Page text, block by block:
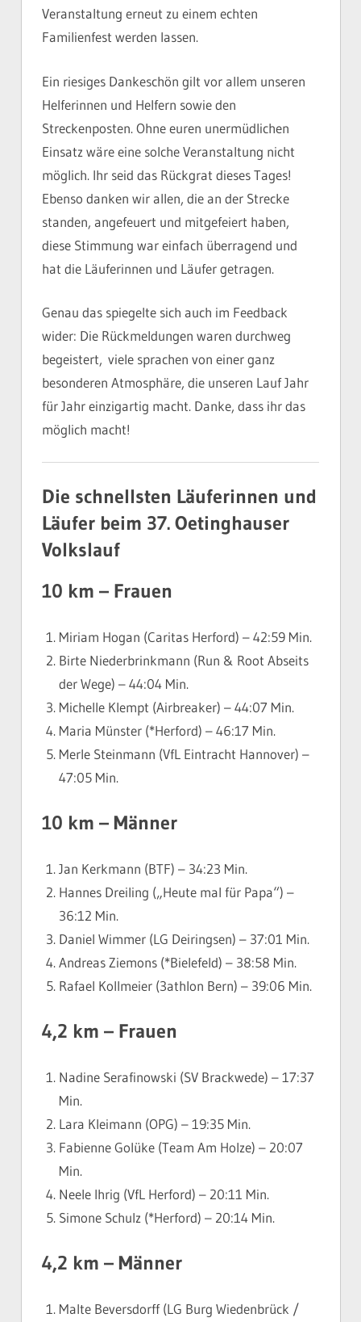
Veranstaltung erneut zu einem echten
Familienfest werden lassen.
Ein riesiges Dankeschön gilt vor allem unseren
Helferinnen und Helfern sowie den
Streckenposten. Ohne euren unermüdlichen
Einsatz wäre eine solche Veranstaltung nicht
möglich. Ihr seid das Rückgrat dieses Tages!
Ebenso danken wir allen, die an der Strecke
standen, angefeuert und mitgefeiert haben,
diese Stimmung war einfach überragend und
hat die Läuferinnen und Läufer getragen.
Genau das spiegelte sich auch im Feedback
wider: Die Rückmeldungen waren durchweg
begeistert, viele sprachen von einer ganz
besonderen Atmosphäre, die unseren Lauf Jahr
für Jahr einzigartig macht. Danke, dass ihr das
möglich macht!
Die schnellsten Läuferinnen und
Läufer beim 37. Oetinghauser
Volkslauf
10 km – Frauen
Miriam Hogan (Caritas Herford) – 42:59 Min.
Birte Niederbrinkmann (Run & Root Abseits
der Wege) – 44:04 Min.
Michelle Klempt (Airbreaker) – 44:07 Min.
Maria Münster (*Herford) – 46:17 Min.
Merle Steinmann (VfL Eintracht Hannover) –
47:05 Min.
10 km – Männer
Jan Kerkmann (BTF) – 34:23 Min.
Hannes Dreiling („Heute mal für Papa“) –
36:12 Min.
Daniel Wimmer (LG Deiringsen) – 37:01 Min.
Andreas Ziemons (*Bielefeld) – 38:58 Min.
Rafael Kollmeier (3athlon Bern) – 39:06 Min.
4,2 km – Frauen
Nadine Serafinowski (SV Brackwede) – 17:37
Min.
Lara Kleimann (OPG) – 19:35 Min.
Fabienne Golüke (Team Am Holze) – 20:07
Min.
Neele Ihrig (VfL Herford) – 20:11 Min.
Simone Schulz (*Herford) – 20:14 Min.
4,2 km – Männer
Malte Beversdorff (LG Burg Wiedenbrück /